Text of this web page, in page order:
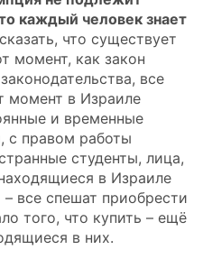
каждый человек знает
что существует
момент, как закон
все
момент в Израиле
и временные
с правом работы
студенты, лица,
в Израиле
все спешат приобрести
того, что купить – ещё
в них.